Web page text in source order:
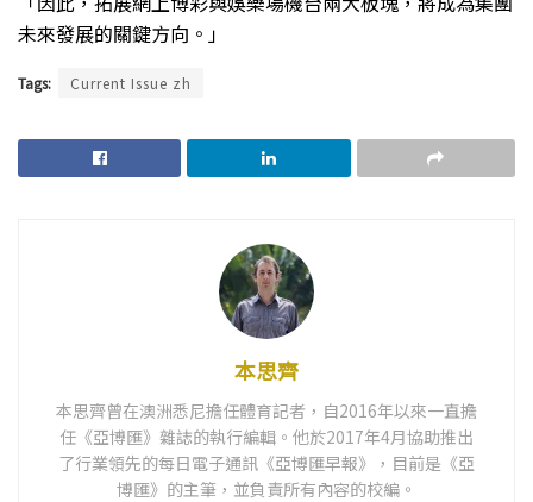
未來發展的關鍵方向。」
Tags: Current Issue zh
本思齊
本思齊曾在澳洲悉尼擔任體育記者，自2016年以來一直擔
任《亞博匯》雜誌的執行編輯。他於2017年4月協助推出
了行業領先的每日電子通訊《亞博匯早報》，目前是《亞
博匯》的主筆，並負責所有內容的校編。